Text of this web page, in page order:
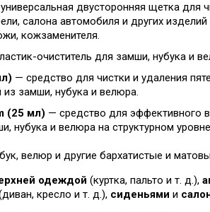
двусторонняя щетка для
салона автомобиля и других
кожзаменителя.
очиститель для замши, нубука и
— средство для чистки и удаления
из замши, нубука и велюра.
(25 мл) — средство для эффективного
нубука и велюра на структурном
велюр и другие бархатистые и
одеждой (куртка, пальто и т. д.),
кресло и т. д.), сиденьями и